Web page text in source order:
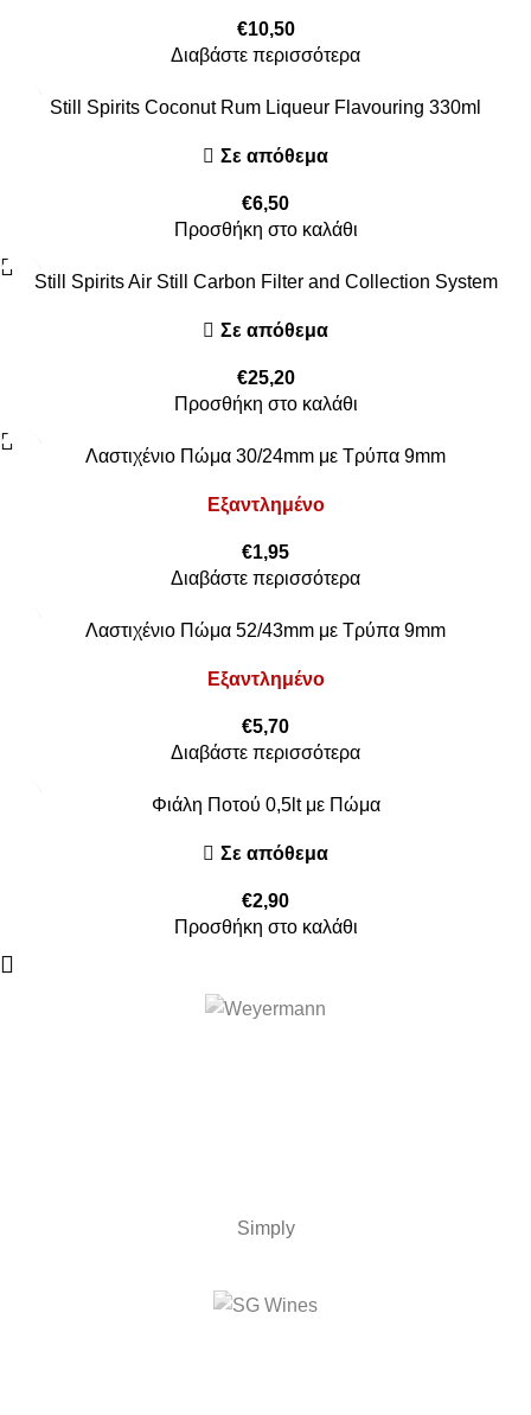
€10,50
Διαβάστε περισσότερα
Still Spirits Coconut Rum Liqueur Flavouring 330ml
Σε απόθεμα
€6,50
Προσθήκη στο καλάθι
Still Spirits Air Still Carbon Filter and Collection System
Σε απόθεμα
€25,20
Προσθήκη στο καλάθι
Λαστιχένιο Πώμα 30/24mm με Τρύπα 9mm
Εξαντλημένο
€1,95
Διαβάστε περισσότερα
Λαστιχένιο Πώμα 52/43mm με Τρύπα 9mm
Εξαντλημένο
€5,70
Διαβάστε περισσότερα
Φιάλη Ποτού 0,5lt με Πώμα
Σε απόθεμα
€2,90
Προσθήκη στο καλάθι
Simply